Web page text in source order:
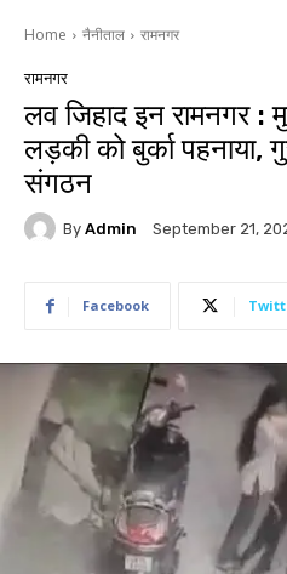
Home नैनीताल रामनगर
रामनगर
लव जिहाद इन रामनगर :
लड़की को बुर्का
संगठन
By Admin September 21,
Facebook